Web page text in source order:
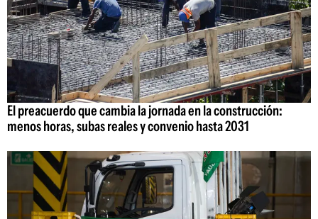
El preacuerdo que cambia la jornada en la construcción:
menos horas, subas reales y convenio hasta 2031